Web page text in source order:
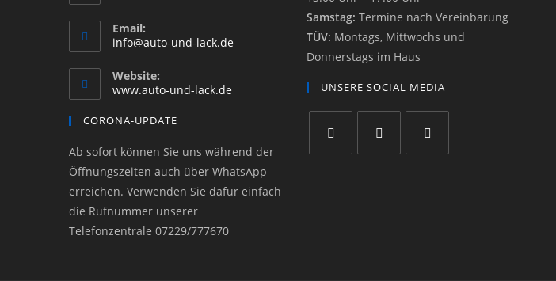
Email:
info@auto-und-lack.de
Website:
www.auto-und-lack.de
CORONA-UPDATE
Ab sofort können Sie uns während der
Öffnungszeiten auch über WhatsApp
erreichen. Verwenden Sie dafür einfach
die Rufnummer unserer
Telefonzentrale 07229/777670
Samstag: Termine nach Vereinbarung
TÜV: Montags, Mittwochs und
Donnerstags im Haus
UNSERE SOCIAL MEDIA